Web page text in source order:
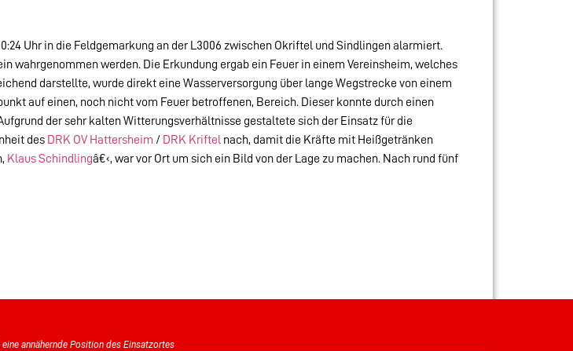
Uhr in die Feldgemarkung an der L3006 zwischen Okriftel und Sindlingen alarmiert.
wahrgenommen werden. Die Erkundung ergab ein Feuer in einem Vereinsheim, welches
darstellte, wurde direkt eine Wasserversorgung über lange Wegstrecke von einem
auf einen, noch nicht vom Feuer betroffenen, Bereich. Dieser konnte durch einen
der sehr kalten Witterungsverhältnisse gestaltete sich der Einsatz für die
des DRK OV Hattersheim / DRK Kriftel nach, damit die Kräfte mit Heißgetränken
Klaus Schindlingâ€‹, war vor Ort um sich ein Bild von der Lage zu machen. Nach rund fünf
annähernde Position des Einsatzortes